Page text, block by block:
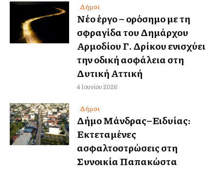
Δήμοι
Νέο έργο – ορόσημο με τη
σφραγίδα του Δημάρχου
Αρμοδίου Γ. Δρίκου ενισχύει
την οδική ασφάλεια στη
Δυτική Αττική
4 Ιουνίου 2026
Δήμοι
Δήμο Μάνδρας–Ειδυλλίας:
Εκτεταμένες
ασφαλτοστρώσεις στη
Συνοικία Παπακώστα